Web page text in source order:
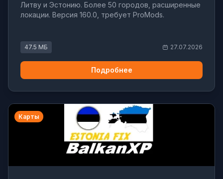
Литву и Эстонию. Более 50 городов, расширенные
локации. Версия 160.0, требует ProMods.
47.5 МБ 27.07.2026
Подробнее
Карты